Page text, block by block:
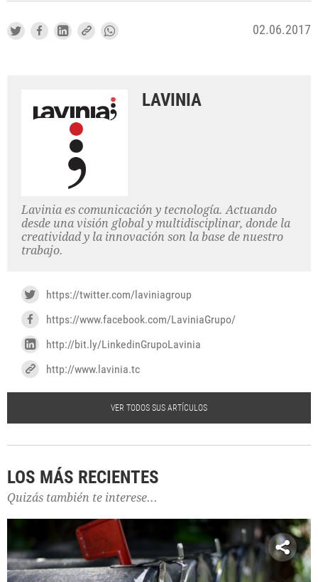
02.06.2017
LAVINIA
Lavinia es comunicación y tecnología. Actuando
desde una visión global y multidisciplinar, donde la
creatividad y la innovación son la base de nuestro
trabajo.
https://twitter.com/laviniagroup
https://www.facebook.com/LaviniaGrupo/
http://bit.ly/LinkedinGrupoLavinia
http://www.lavinia.tc
VER TODOS SUS ARTÍCULOS
LOS MÁS RECIENTES
Quizás también te interese...